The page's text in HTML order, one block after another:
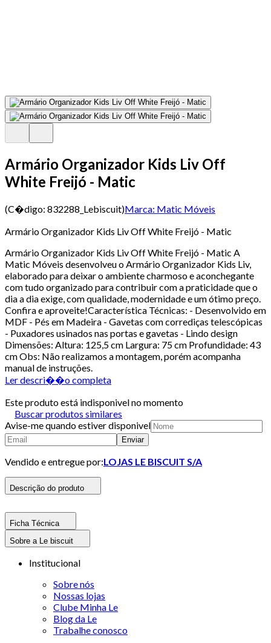
Armário Organizador Kids Liv Off
White Freijó - Matic
(C�digo: 832288_Lebiscuit)Marca: Matic Móveis
Armário Organizador Kids Liv Off White Freijó - Matic
Armário Organizador Kids Liv Off White Freijó - Matic A
Matic Móveis desenvolveu o Armário Organizador Kids Liv,
elaborado para deixar o ambiente charmoso e aconchegante
com tudo organizado para contribuir com a praticidade que o
dia a dia exige, com qualidade, modernidade e um ótimo preço.
Confira e aproveite!Característica Técnicas: - Desenvolvido em
MDF - Pés em Madeira - Gavetas com corrediças telescópicas
- Puxadores usinados nas portas e gavetas - Lindo design
Dimensões: Altura: 125,5 cm Largura: 75 cm Profundidade: 43
cm Obs: Não realizamos a montagem, porém acompanha
manual de instruções.
Ler descri��o completa
Este produto está indisponivel no momento
Buscar produtos similares
Avise-me quando estiver disponivel
Enviar
Vendido e entregue por:LOJAS LE BISCUIT S/A
Descrição do produto
Ficha Técnica
Sobre a Le biscuit
Institucional
Sobre nós
Nossas lojas
Clube Minha Le
Blog da Le
Trabalhe conosco